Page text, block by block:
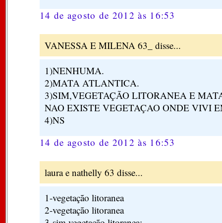
14 de agosto de 2012 às 16:53
VANESSA E MILENA 63_ disse...
1)NENHUMA.
2)MATA ATLANTICA.
3)SIM,VEGETAÇÃO LITORANEA E
NAO EXISTE VEGETAÇAO ONDE VIVI
4)NS
14 de agosto de 2012 às 16:53
laura e nathelly 63 disse...
1-vegetação litoranea
2-vegetação litoranea